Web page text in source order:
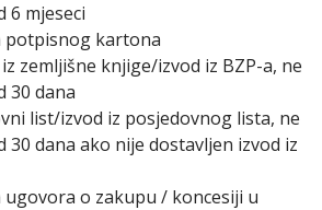
6 mjeseci
potpisnog kartona
zemljišne knjige/izvod iz BZP-a, ne
30 dana
list/izvod iz posjedovnog lista, ne
30 dana ako nije dostavljen izvod iz
ugovora o zakupu / koncesiji u